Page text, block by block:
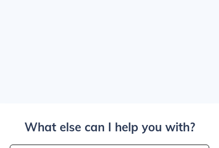
What else can I help you with?